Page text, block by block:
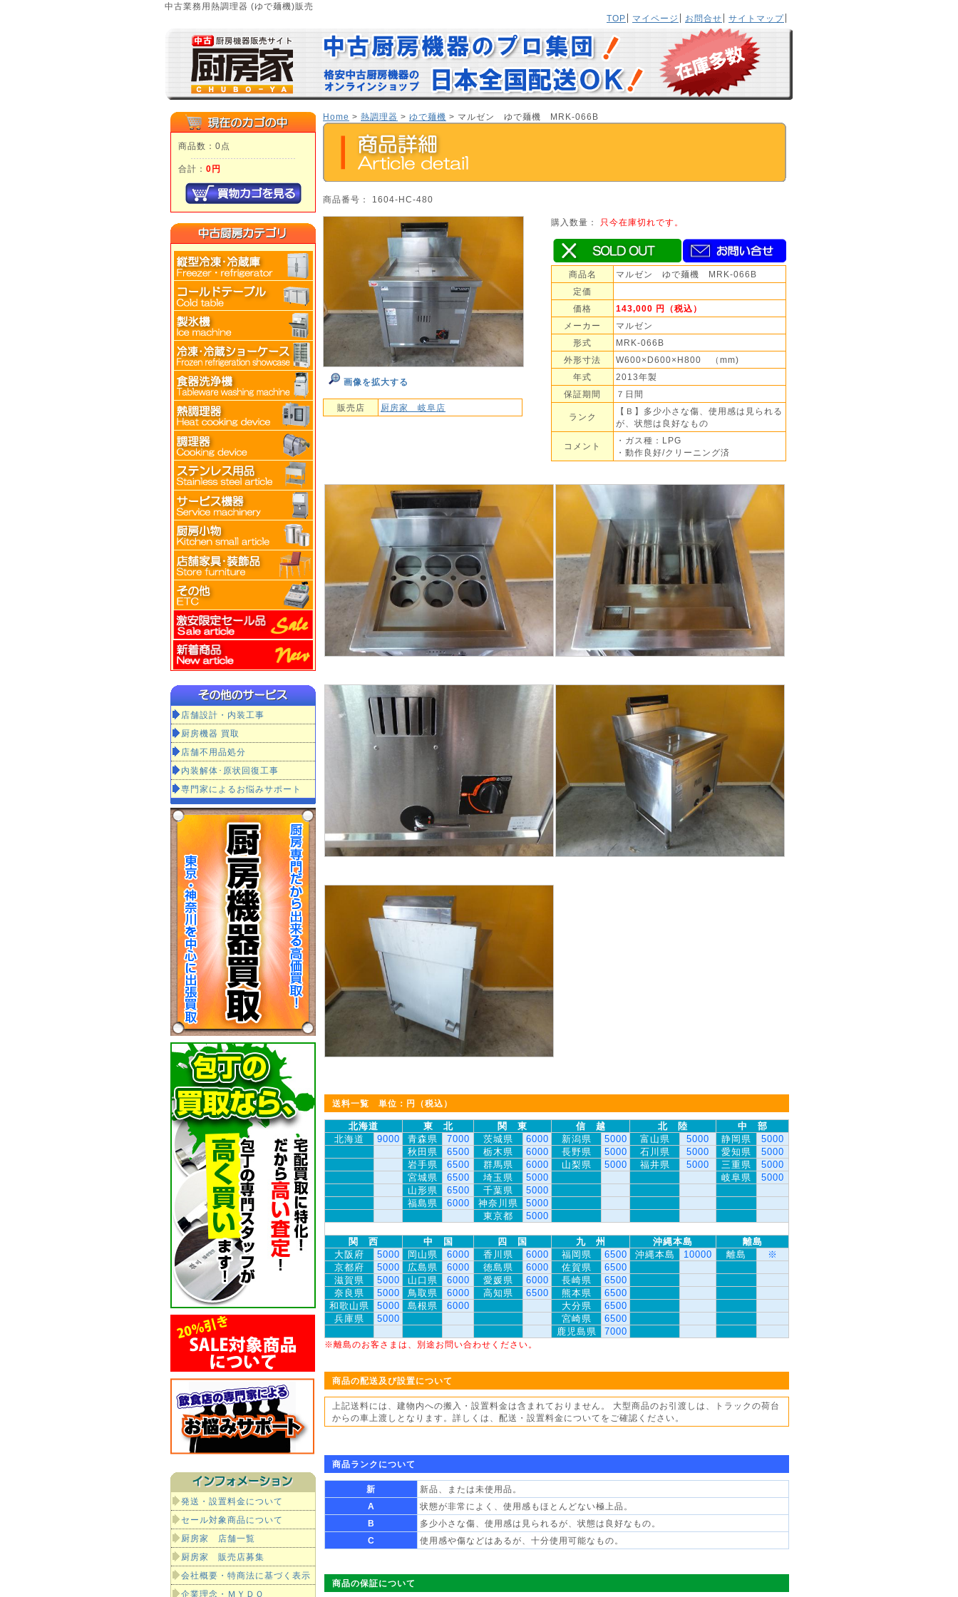
中古業務用熱調理器 (ゆで麺機)販売
TOP
マイページ お問合せ サイトマップ
商品数：0点
合計： 0円
店舗設計・内装工事
厨房機器 買取
店舗不用品処分
内装解体･原状回復工事
専門家によるお悩みサポート
発送・設置料金について
セール対象商品について
厨房家 店舗一覧
厨房家 販売店募集
会社概要・特商法に基づく表示
企業理念・ＭＹＤＯ
Home > 熱調理器 > ゆで麺機 > マルゼン ゆで麺機 MRK-066B
商品番号： 1604-HC-480
画像を拡大する
販売店 厨房家 岐阜店
購入数量： 只今在庫切れです。
商品名
マルゼン ゆで麺機 MRK-066B
定価
価格
143,000 円（税込）
メーカー
マルゼン
形式
MRK-066B
外形寸法
W600×D600×H800 （mm)
年式
2013年製
保証期間
７日間
ランク
【Ｂ】多少小さな傷、使用感は見られる
が、状態は良好なもの
コメント
・ガス種：LPG
・動作良好/クリーニング済
送料一覧 単位：円（税込）
北海道 東 北 関 東 信 越 北 陸
中 部
北海道
9000 青森県 7000 茨城県 6000 新潟県 5000 富山県 5000 静岡県
5000
秋田県
6500 栃木県 6000 長野県 5000 石川県 5000 愛知県
5000
岩手県
6500 群馬県 6000 山梨県 5000 福井県 5000 三重県
5000
宮城県
6500 埼玉県 5000 岐阜県
5000
山形県
6500 千葉県
5000
福島県
6000 神奈川県
5000
東京都
5000
関 西 中 国 四 国 九 州 沖縄本島
離島
大阪府
5000 岡山県 6000 香川県 6000 福岡県 6500 沖縄本島 10000 離島
※
京都府
5000 広島県 6000 徳島県 6000 佐賀県
6500
滋賀県
5000 山口県 6000 愛媛県 6000 長崎県
6500
奈良県
5000 鳥取県 6000 高知県 6500 熊本県
6500
和歌山県
5000 島根県 6000 大分県
6500
兵庫県
5000 宮崎県
6500
鹿児島県
7000
※離島のお客さまは、別途お問い合わせください。
商品の配送及び設置について
上記送料には、建物内への搬入・設置料金は含まれておりません。 大型商品のお引渡しは、トラックの荷台
からの車上渡しとなります。詳しくは、配送・設置料金についてをご確認ください。
商品ランクについて
新
新品、または未使用品。
A
状態が非常によく、使用感もほとんどない極上品。
B
多少小さな傷、使用感は見られるが、状態は良好なもの。
C
使用感や傷などはあるが、十分使用可能なもの。
商品の保証について